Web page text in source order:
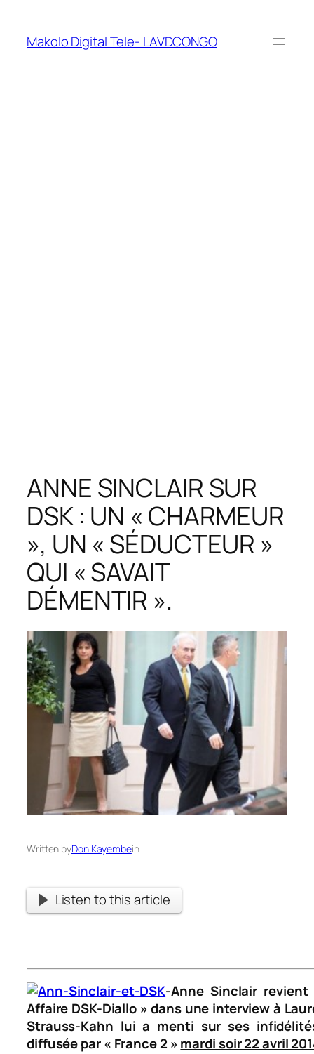
Makolo Digital Tele- LAVDCONGO
ANNE SINCLAIR SUR
DSK : UN « CHARMEUR
», UN « SÉDUCTEUR »
QUI « SAVAIT
DÉMENTIR ».
Written byDon Kayembein
Listen to this article
-Anne Sinclair
Affaire DSK-Diallo » dans une interview à
Strauss-Kahn lui a menti sur ses
diffusée par « France 2 » mardi soir 22 avril